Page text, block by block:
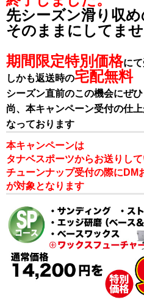
先シーズン滑り収
そのままにしてま
期間限定特別価格に
しかも返送時の宅配無料
シーズン直前のこの機会にぜひ
尚、本キャンペーン受付の仕
なっております
本キャンペーンは
タナベスポーツからお送りし
チューンナップ受付の際にDM
が対象となります